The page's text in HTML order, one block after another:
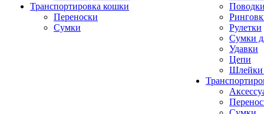
Транспортировка кошки
Переноски
Сумки
Рулетки
Сумки
Удавки
Цепи
Шлейки